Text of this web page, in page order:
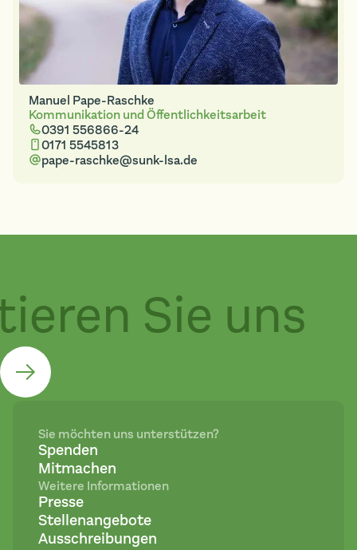
Manuel Pape-Raschke
Kommunikation und Öffentlichkeitsarbeit
0391 556866-24
0171 5545813
pape-raschke@sunk-lsa.de
Sie uns
Sie möchten uns unterstützen?
Spenden
Mitmachen
Weitere Informationen
Presse
Stellenangebote
Ausschreibungen